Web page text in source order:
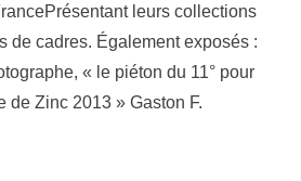
leurs collections
de cadres. Également exposés :
« le piéton du 11° pour
de Zinc 2013 » Gaston F.